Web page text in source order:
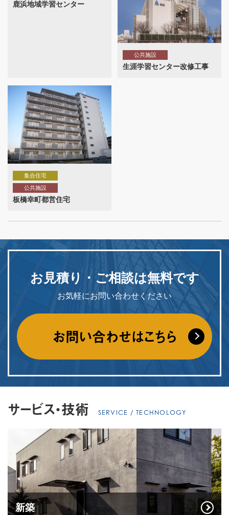
鹿浜地域学習センター
公共施設
生涯学習センター改修工事
集合住宅
公共施設
板橋幸町都営住宅
お見積り・ご相談は無料です
お気軽にお問い合わせください
お問い合わせはこちら
サービス・技術 SERVICE / TECHNOLOGY
新築